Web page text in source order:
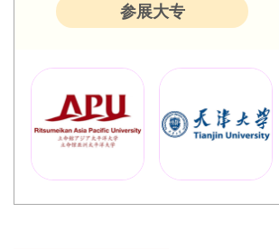
参展大专